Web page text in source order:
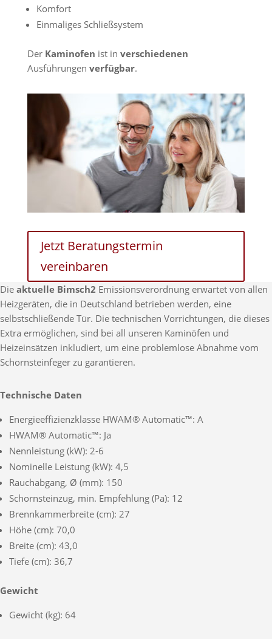
Komfort
Einmaliges Schließsystem
Der Kaminofen ist in verschiedenen
Ausführungen verfügbar.
Jetzt Beratungstermin
vereinbaren
Die aktuelle Bimsch2 Emissionsverordnung erwartet von allen
Heizgeräten, die in Deutschland betrieben werden, eine
selbstschließende Tür. Die technischen Vorrichtungen, die dieses
Extra ermöglichen, sind bei all unseren Kaminöfen und
Heizeinsätzen inkludiert, um eine problemlose Abnahme vom
Schornsteinfeger zu garantieren.
Technische Daten
Energieeffizienzklasse HWAM® Automatic™: A
HWAM® Automatic™: Ja
Nennleistung (kW): 2-6
Nominelle Leistung (kW): 4,5
Rauchabgang, Ø (mm): 150
Schornsteinzug, min. Empfehlung (Pa): 12
Brennkammerbreite (cm): 27
Höhe (cm): 70,0
Breite (cm): 43,0
Tiefe (cm): 36,7
Gewicht
Gewicht (kg): 64